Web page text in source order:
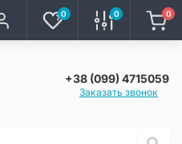
0 0 0
+38 (099) 4715059
Заказать звонок